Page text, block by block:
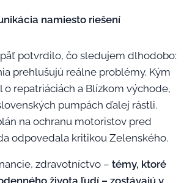
namiesto riešení
potvrdilo, čo sledujem dlhodobo:
prehlušujú reálne problémy. Kým
o repatriáciách a Blízkom východe,
pumpách ďalej rástli.
na ochranu motoristov pred
odpovedala kritikou Zelenského.
zdravotníctvo – témy, ktoré
života ľudí – zostávajú v